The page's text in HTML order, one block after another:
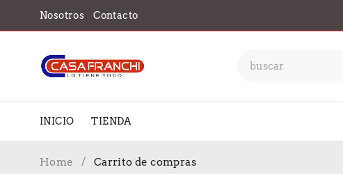
Nosotros Contacto
INICIO TIENDA
Home / Carrito de compras